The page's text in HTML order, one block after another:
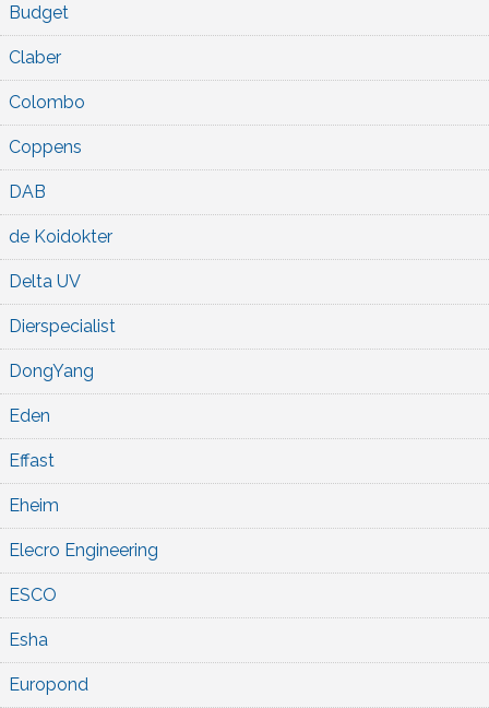
Budget
Claber
Colombo
Coppens
DAB
de Koidokter
Delta UV
Dierspecialist
DongYang
Eden
Effast
Eheim
Elecro Engineering
ESCO
Esha
Europond